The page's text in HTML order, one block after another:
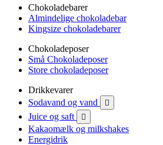
Chokoladebarer
Almindelige chokoladebar
Kingsize chokoladebarer
Chokoladeposer
Små Chokoladeposer
Store chokoladeposer
Drikkevarer
Sodavand og vand

Juice og saft 
Kakaomælk og milkshakes
Energidrik